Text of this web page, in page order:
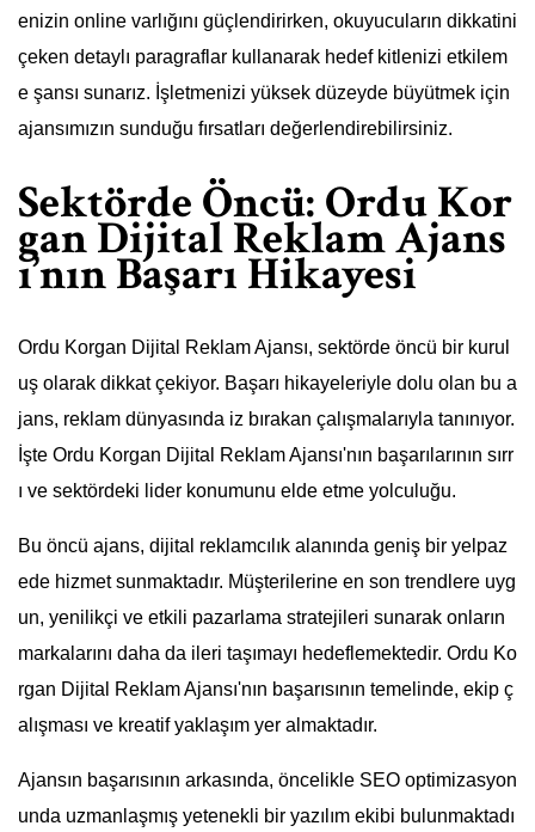
enizin online varlığını güçlendirirken, okuyucuların dikkatini
çeken detaylı paragraflar kullanarak hedef kitlenizi etkilem
e şansı sunarız. İşletmenizi yüksek düzeyde büyütmek için
ajansımızın sunduğu fırsatları değerlendirebilirsiniz.
Sektörde Öncü: Ordu Kor
gan Dijital Reklam Ajans
ı’nın Başarı Hikayesi
Ordu Korgan Dijital Reklam Ajansı, sektörde öncü bir kurul
uş olarak dikkat çekiyor. Başarı hikayeleriyle dolu olan bu a
jans, reklam dünyasında iz bırakan çalışmalarıyla tanınıyor.
İşte Ordu Korgan Dijital Reklam Ajansı'nın başarılarının sırr
ı ve sektördeki lider konumunu elde etme yolculuğu.
Bu öncü ajans, dijital reklamcılık alanında geniş bir yelpaz
ede hizmet sunmaktadır. Müşterilerine en son trendlere uyg
un, yenilikçi ve etkili pazarlama stratejileri sunarak onların
markalarını daha da ileri taşımayı hedeflemektedir. Ordu Ko
rgan Dijital Reklam Ajansı'nın başarısının temelinde, ekip ç
alışması ve kreatif yaklaşım yer almaktadır.
Ajansın başarısının arkasında, öncelikle SEO optimizasyon
unda uzmanlaşmış yetenekli bir yazılım ekibi bulunmaktadı